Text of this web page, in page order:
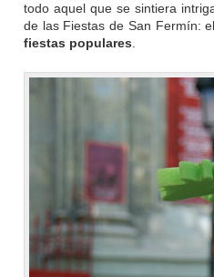
todo aquel que se sintiera
de las Fiestas de San Fermín:
fiestas populares.